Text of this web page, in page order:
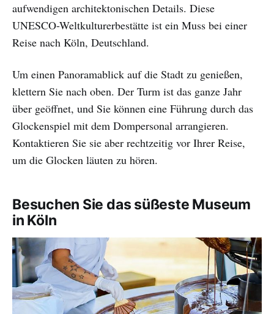
aufwendigen architektonischen Details. Diese
UNESCO-Weltkulturerbestätte ist ein Muss bei einer
Reise nach Köln, Deutschland.
Um einen Panoramablick auf die Stadt zu genießen,
klettern Sie nach oben. Der Turm ist das ganze Jahr
über geöffnet, und Sie können eine Führung durch das
Glockenspiel mit dem Dompersonal arrangieren.
Kontaktieren Sie sie aber rechtzeitig vor Ihrer Reise,
um die Glocken läuten zu hören.
Besuchen Sie das süßeste Museum
in Köln